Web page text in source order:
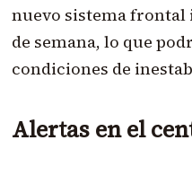
nuevo sistema
de semana, lo que
condiciones de
Alertas en el